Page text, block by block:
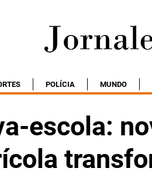
POLÍCIA MUNDO
escola: